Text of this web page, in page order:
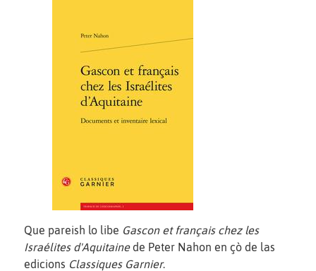
Que pareish lo libe Gascon et français chez les
Israélites d'Aquitainede Peter Nahon en çò de las
edicions Classiques Garnier.